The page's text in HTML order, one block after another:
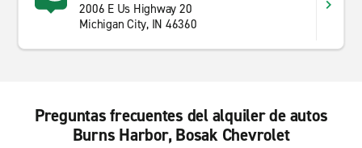
2006 E Us Highway 20
Michigan City, IN 46360
Preguntas frecuentes del alquiler de autos
Burns Harbor, Bosak Chevrolet